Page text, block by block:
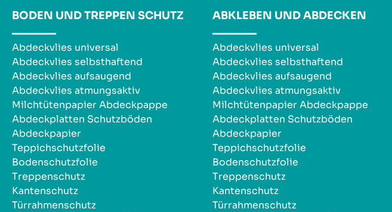
BODEN UND TREPPEN SCHUTZ
Abdeckvlies universal
Abdeckvlies selbsthaftend
Abdeckvlies aufsaugend
Abdeckvlies atmungsaktiv
Milchtütenpapier Abdeckpappe
Abdeckplatten Schutzböden
Abdeckpapier
Teppichschutzfolie
Bodenschutzfolie
Treppenschutz
Kantenschutz
Türrahmenschutz
ABKLEBEN UND ABDECKEN
Abdeckvlies universal
Abdeckvlies selbsthaftend
Abdeckvlies aufsaugend
Abdeckvlies atmungsaktiv
Milchtütenpapier Abdeckpappe
Abdeckplatten Schutzböden
Abdeckpapier
Teppichschutzfolie
Bodenschutzfolie
Treppenschutz
Kantenschutz
Türrahmenschutz